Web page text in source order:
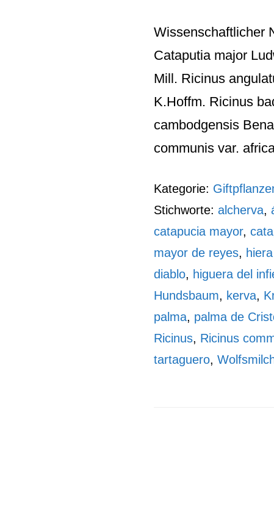
Wissenschaftlicher
Cataputia major
Mill. Ricinus
K.Hoffm. Ricinus
cambodgensis
communis var.
Kategorie:
Stichworte: alcherva,
catapucia mayor,
mayor de reyes,
diablo, higuera del
Hundsbaum, kerva,
palma, palma de
Ricinus, Ricinus
tartaguero,